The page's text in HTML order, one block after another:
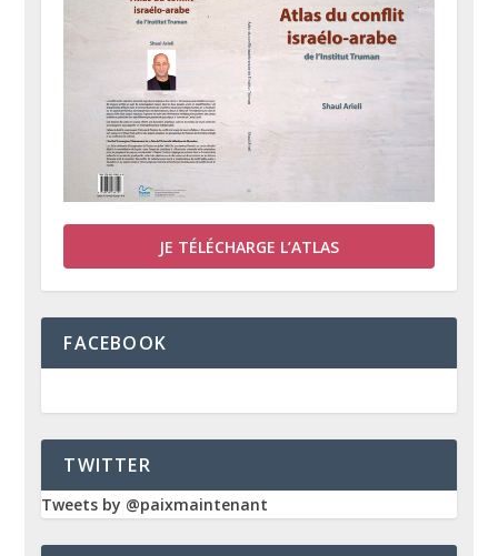
JE TÉLÉCHARGE L’ATLAS
FACEBOOK
TWITTER
Tweets by @paixmaintenant